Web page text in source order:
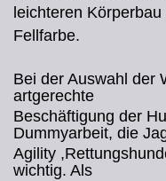
leichteren
Fellfarbe.
Bei der Auswahl der
artgerechte
Beschäftigung der
Dummyarbeit, die
Agility
wichtig. Als